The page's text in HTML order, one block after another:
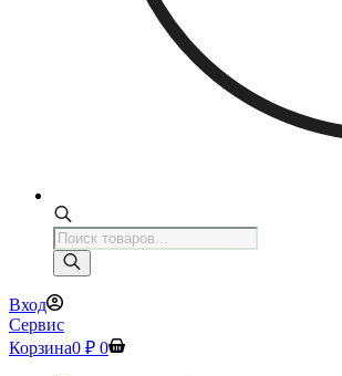
Поиск
товаров
Вход
Сервис
Корзина0 ₽ 0